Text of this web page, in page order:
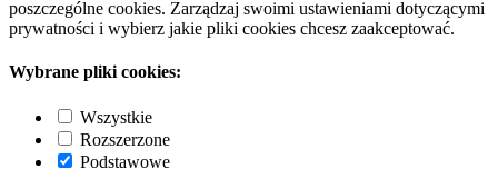
poszczególne cookies. Zarządzaj swoimi ustawieniami dotyczącymi
prywatności i wybierz jakie pliki cookies chcesz zaakceptować.
Wybrane pliki cookies:
Wszystkie
Rozszerzone
Podstawowe